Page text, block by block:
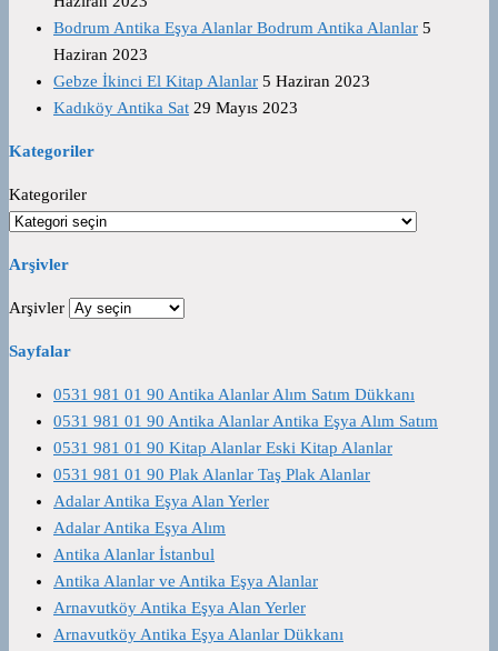
Bodrum Antika Eşya Alanlar Bodrum Antika Alanlar 5
Haziran 2023
Gebze İkinci El Kitap Alanlar 5 Haziran 2023
Kadıköy Antika Sat 29 Mayıs 2023
Kategoriler
Kategoriler
Arşivler
Arşivler
Sayfalar
0531 981 01 90 Antika Alanlar Alım Satım Dükkanı
0531 981 01 90 Antika Alanlar Antika Eşya Alım Satım
0531 981 01 90 Kitap Alanlar Eski Kitap Alanlar
0531 981 01 90 Plak Alanlar Taş Plak Alanlar
Adalar Antika Eşya Alan Yerler
Adalar Antika Eşya Alım
Antika Alanlar İstanbul
Antika Alanlar ve Antika Eşya Alanlar
Arnavutköy Antika Eşya Alan Yerler
Arnavutköy Antika Eşya Alanlar Dükkanı